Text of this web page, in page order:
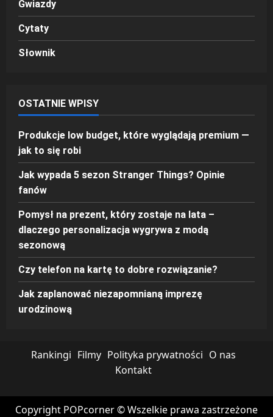
Gwiazdy
Cytaty
Słownik
OSTATNIE WPISY
Produkcje low budget, które wyglądają premium —
jak to się robi
Jak wypada 5 sezon Stranger Things? Opinie
fanów
Pomysł na prezent, który zostaje na lata –
dlaczego personalizacja wygrywa z modą
sezonową
Czy telefon na kartę to dobre rozwiązanie?
Jak zaplanować niezapomnianą imprezę
urodzinową
Rankingi Filmy Polityka prywatności O nas
Kontakt
Copyright POPcorner © Wszelkie prawa zastrzeżone